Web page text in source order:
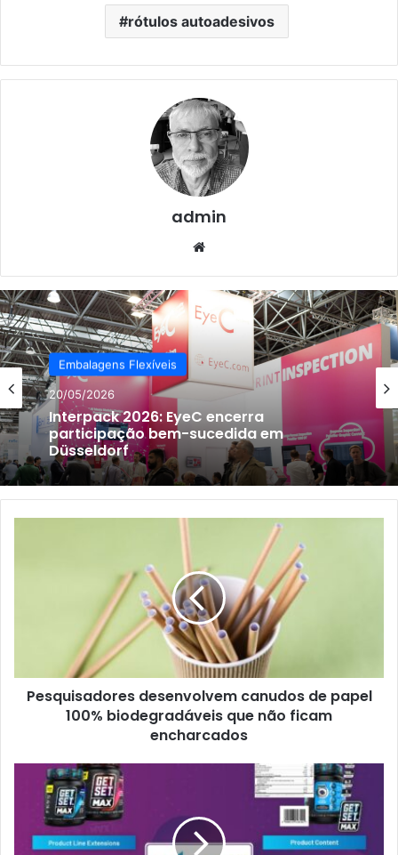
rótulos autoadesivos
admin
Embalagens Flexíveis
20/05/2026
Interpack 2026: EyeC encerra
participação bem-sucedida em
Düsseldorf
biodegradáveis
que
nãoPesquisadores desenvolvem canudos de papel
100% biodegradáveis ​​que não ficam
encharcados
software
para